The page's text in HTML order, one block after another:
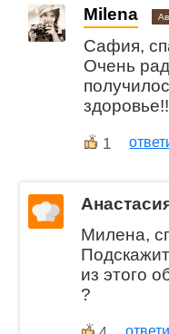
Milena
Сафия,
Очень
1
Милена,
из этого
?